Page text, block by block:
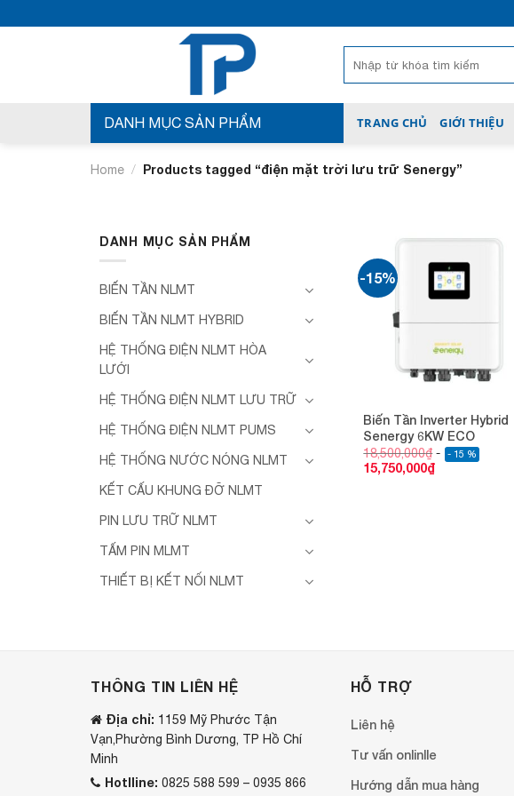
qua
for:
DANH MỤC SẢN PHẨM TRANG CHỦ GIỚI THIỆU
Home / Products tagged “điện mặt trời lưu trữ Senergy”
DANH MỤC SẢN PHẨM
BIẾN TẦN NLMT
BIẾN TẦN NLMT HYBRID
HỆ THỐNG ĐIỆN NLMT HÒA
LƯỚI
HỆ THỐNG ĐIỆN NLMT LƯU TRỮ
HỆ THỐNG ĐIỆN NLMT PUMS
HỆ THỐNG NƯỚC NÓNG NLMT
KẾT CẤU KHUNG ĐỠ NLMT
PIN LƯU TRỮ NLMT
TẤM PIN MLMT
THIẾT BỊ KẾT NỐI NLMT
-15%
wishlist
Biến Tần Inverter Hybrid
Senergy 6KW ECO
18,500,000₫ - 15 %
15,750,000₫
THÔNG TIN LIÊN HỆ
Địa chỉ: 1159 Mỹ Phước Tận
Vạn,Phường Bình Dương, TP Hồ Chí
Minh
Hotlline: 0825 588 599 – 0935 866
HỖ TRỢ
Liên hệ
Tư vấn onlinlle
Hướng dẫn mua hàng